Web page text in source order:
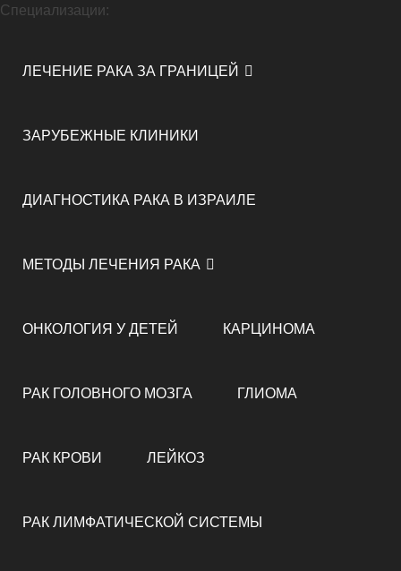
Специализации:
ЛЕЧЕНИЕ РАКА ЗА ГРАНИЦЕЙ
ЗАРУБЕЖНЫЕ КЛИНИКИ
ДИАГНОСТИКА РАКА В ИЗРАИЛЕ
МЕТОДЫ ЛЕЧЕНИЯ РАКА
ОНКОЛОГИЯ У ДЕТЕЙ КАРЦИНОМА
РАК ГОЛОВНОГО МОЗГА ГЛИОМА
РАК КРОВИ ЛЕЙКОЗ
РАК ЛИМФАТИЧЕСКОЙ СИСТЕМЫ